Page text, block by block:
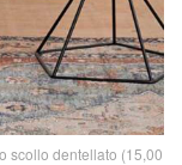
scollo dentellato (15,00